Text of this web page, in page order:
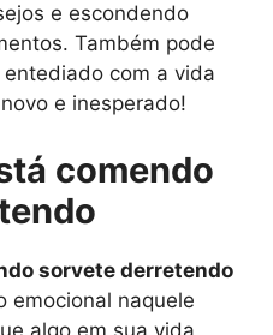
e escondendo
Também pode
com a vida
e inesperado!
comendo
sorvete derretendo
emocional naquele
algo em sua vida